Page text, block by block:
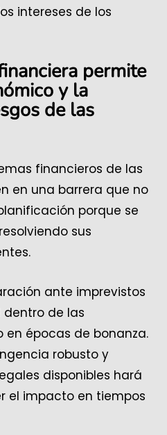
intereses de los
permite
y la
de las
financieros de las
en una barrera que no
porque se
sus
ante imprevistos
dentro de las
en épocas de bonanza.
robusto y
disponibles hará
el impacto en tiempos